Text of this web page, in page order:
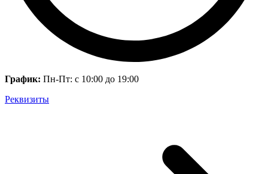
График: Пн-Пт: с 10:00 до 19:00
Реквизиты